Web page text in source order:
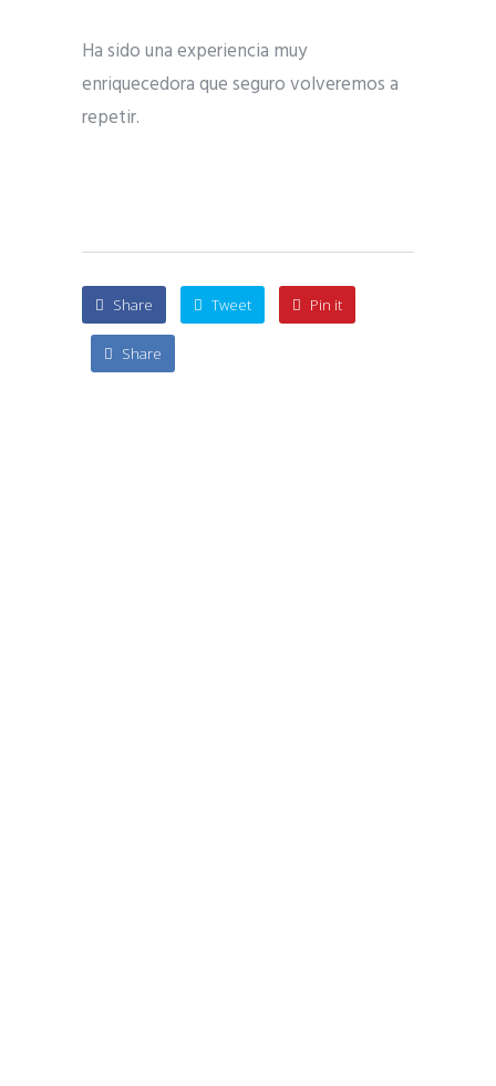
Ha sido una experiencia muy
enriquecedora que seguro volveremos a
repetir.
Share Tweet Pin it
Share